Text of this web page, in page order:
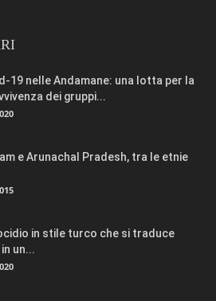
19 nelle Andamane: una lotta per la
dei gruppi...
e Arunachal Pradesh, tra le etnie
in stile turco che si traduce
un...